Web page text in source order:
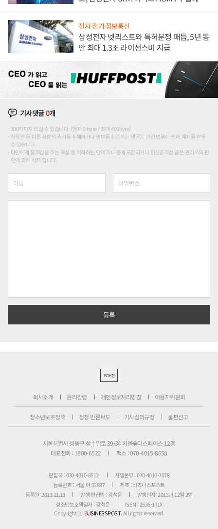
전자·전기·정보통신
삼성전자 넷리스트와 특허분쟁 매듭, 5년 동
안 최대 1.3조 라이선스비 지급
기사댓글0개
200자까지 쓰실 수 있습니다. (현재 0 byte / 최대 400byte)
저작권 등 다른 사람의 권리를 침해하거나 명예를 훼손하는 댓글은 관련 법률에 의해 제재를 받을
수 있습니다.
타인에게 불쾌감을 주는 욕설 등 비하하는 단어가 내용에 포함되거나 인신공격성 글은 관리자의 판
단에 의해 삭제 합니다.
PC버전
회사소개 윤리강령 개인정보처리방침 이용자위원회
청소년보호정책 정정·반론보도 기사심의규정 불편신고
서울특별시 성동구 성수일로 39-34 서울숲더스페이스 12층
대표전화 : 1800-6522
팩스 : 070-4015-8658
편집국 : 070-4010-8512
사업본부 : 070-4010-7078
등록번호 : 서울 아 02897
제호 : 비즈니스포스트
등록일: 2013.11.13
발행·편집인 : 강석운
발행일자: 2013년 12월 2일
청소년보호책임자 : 강석운
ISSN : 2636-171X
Copyright ⓒBUSINESSPOST. All rights reserved.